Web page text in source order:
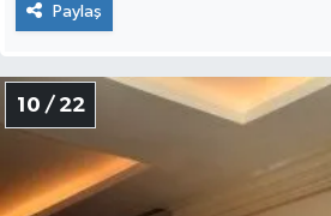
Paylaş
10 / 22